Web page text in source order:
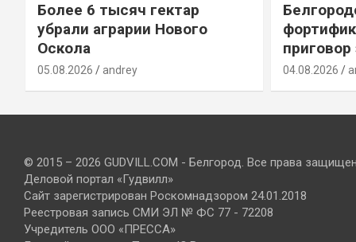
Более 6 тысяч гектар
убрали аграрии Нового
Оскола
05.08.2026 andrey 04.08.2026
© 2015 – 2026 GUDVILL.COM - Белгород. Все права
Деловой портал «Гудвилл»
Сайт зарегистрирован Роскомнадзором 24.01.2018
Реестровая запись СМИ ЭЛ № ФС 77 - 72208
Учредитель ООО «ПРЕССА»